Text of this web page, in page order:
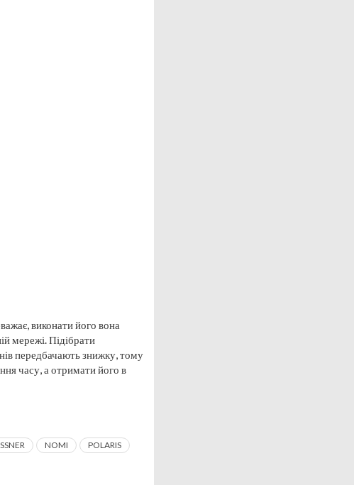
виконати його вона
мережі. Підібрати
передбачають знижку, тому
часу, а отримати його в
NOMI
POLARIS